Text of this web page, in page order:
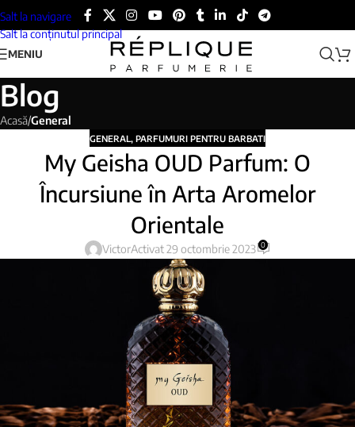
Salt la navigare
Salt la conținutul principal
MENIU
Blog
Acasă/General
GENERAL, PARFUMURI PENTRU BARBATI
My Geisha OUD Parfum: O
Încursiune în Arta Aromelor
Orientale
VictorActivat 29 octombrie 2023 0